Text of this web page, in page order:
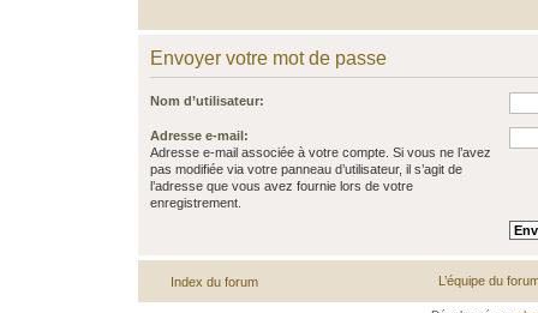
Envoyer votre mot de passe
Nom d’utilisateur:
Adresse e-mail:
Adresse e-mail associée à votre compte. Si vous ne l’avez
pas modifiée via votre panneau d’utilisateur, il s’agit de
l’adresse que vous avez fournie lors de votre
enregistrement.
Index du forum L’équipe du